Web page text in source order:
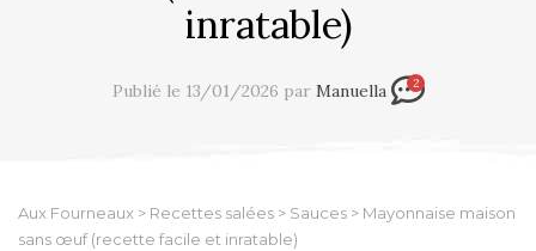
inratable)
Publié le 13/01/2026 par Manuella 2
Aux Fourneaux > Recettes salées > Sauces > Mayonnaise maison
sans œuf (recette facile et inratable)